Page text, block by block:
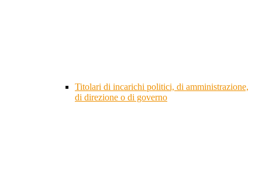
Titolari di incarichi politici, di amministrazione,
di direzione o di governo